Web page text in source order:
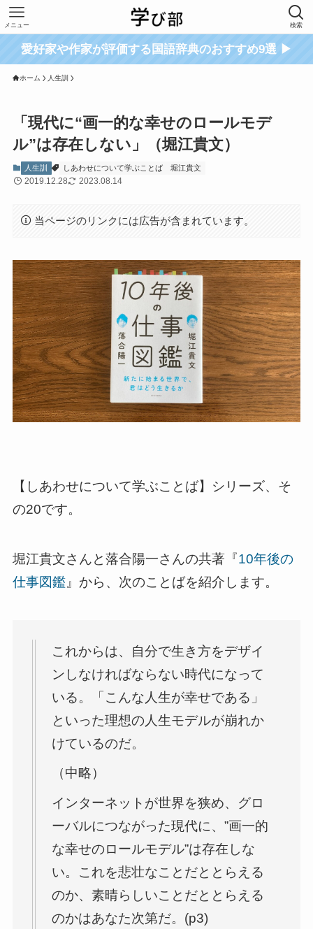
検索
メニュー
愛好家や作家が評価する国語辞典のおすすめ9選 ▶
ホーム 人生訓
「現代に“画一的な幸せのロールモデ
ル”は存在しない」（堀江貴文）
人生訓 しあわせについて学ぶことば 堀江貴文
2019.12.28 2023.08.14
当ページのリンクには広告が含まれています。
【しあわせについて学ぶことば】シリーズ、そ
の20です。
堀江貴文さんと落合陽一さんの共著『10年後の
仕事図鑑』から、次のことばを紹介します。
これからは、自分で生き方をデザイ
ンしなければならない時代になって
いる。「こんな人生が幸せである」
といった理想の人生モデルが崩れか
けているのだ。
（中略）
インターネットが世界を狭め、グロ
ーバルにつながった現代に、”画一的
な幸せのロールモデル”は存在しな
い。これを悲壮なことだととらえる
のか、素晴らしいことだととらえる
のかはあなた次第だ。(p3)